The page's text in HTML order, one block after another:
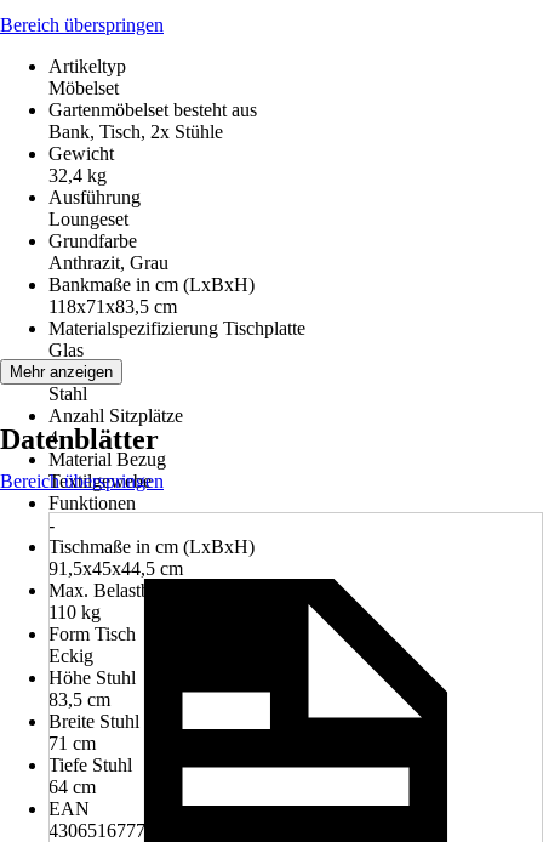
Bereich überspringen
Artikeltyp
Möbelset
Gartenmöbelset besteht aus
Bank, Tisch, 2x Stühle
Gewicht
32,4 kg
Ausführung
Loungeset
Grundfarbe
Anthrazit, Grau
Bankmaße in cm (LxBxH)
118x71x83,5 cm
Materialspezifizierung Tischplatte
Glas
Material
Stahl
Anzahl Sitzplätze
4
Material Bezug
Textilgewebe
Funktionen
-
Tischmaße in cm (LxBxH)
91,5x45x44,5 cm
Max. Belastbarkeit
110 kg
Form Tisch
Eckig
Höhe Stuhl
83,5 cm
Breite Stuhl
71 cm
Tiefe Stuhl
64 cm
EAN
4306516777655
Mehr anzeigen
Datenblätter
Bereich überspringen